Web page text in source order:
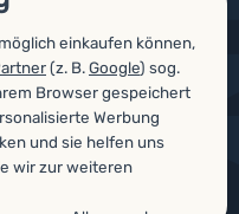
einkaufen können,
(z. B.Google) sog.
Browser gespeichert
Werbung
und sie helfen uns
wir zur weiteren